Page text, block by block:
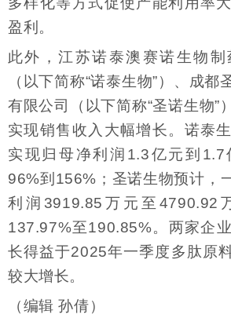
盈利。
此外，江苏诺泰澳赛诺生物制
（以下简称“诺泰生物”）、成都
有限公司（以下简称“圣诺生物”
实现销售收入大幅增长。诺泰
实现归母净利润1.3亿元到1.7
96%到156%；圣诺生物预计，
利润3919.85万元至4790.92
137.97%至190.85%。两家企
长得益于2025年一季度多肽原
较大增长。
（编辑 孙倩）